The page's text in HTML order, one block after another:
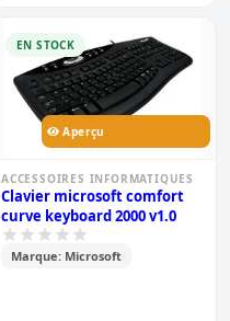
EN STOCK
Aperçu
ACCESSOIRES INFORMATIQUES
Clavier microsoft comfort
curve keyboard 2000 v1.0
Marque: Microsoft